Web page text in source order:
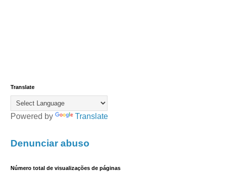
Translate
Powered by Translate
Denunciar abuso
Número total de visualizações de páginas